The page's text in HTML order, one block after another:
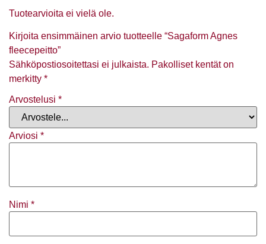
Tuotearvioita ei vielä ole.
Kirjoita ensimmäinen arvio tuotteelle “Sagaform Agnes
fleecepeitto”
Sähköpostiosoitettasi ei julkaista. Pakolliset kentät on
merkitty *
Arvostelusi *
Arviosi *
Nimi *